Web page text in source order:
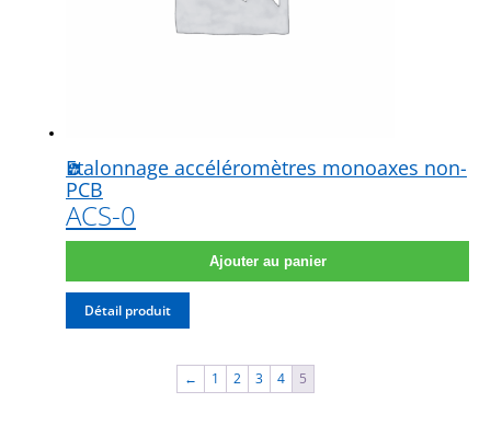
Etalonnage accéléromètres monoaxes non-
PCB
ACS-0
Ajouter au panier
Détail produit
← 1 2 3 4 5